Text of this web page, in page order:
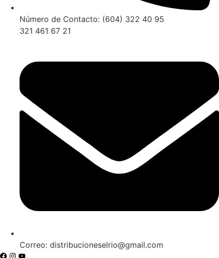
Número de Contacto: (604) 322 40 95
321 461 67 21
Correo: distribucioneselrio@gmail.com